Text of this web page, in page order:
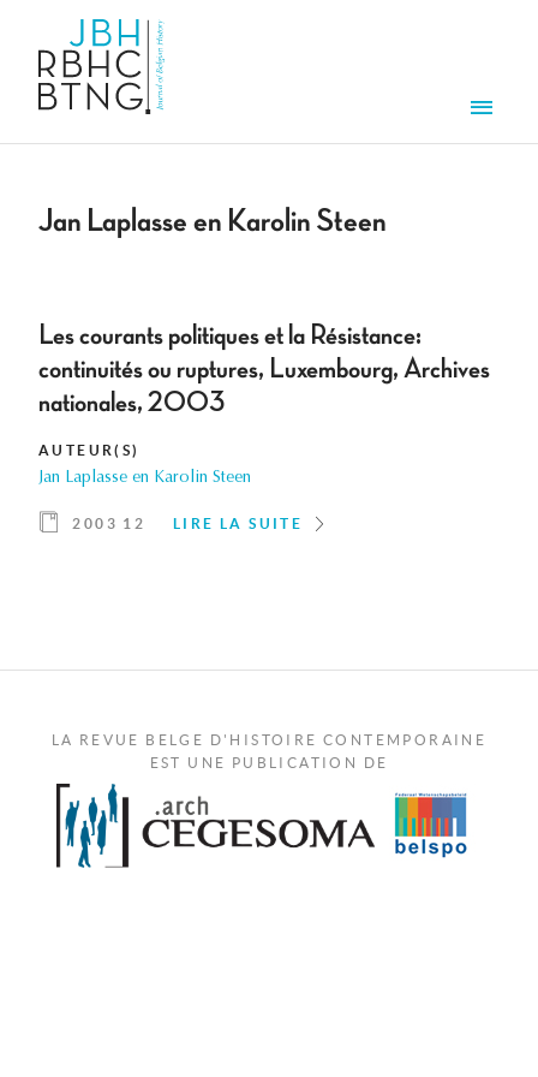
Jan Laplasse en Karolin Steen
Les courants politiques et la Résistance:
continuités ou ruptures, Luxembourg, Archives
nationales, 2003
AUTEUR(S)
Jan Laplasse en Karolin Steen
2003 12 LIRE LA SUITE
LA REVUE BELGE D'HISTOIRE CONTEMPORAINE
EST UNE PUBLICATION DE